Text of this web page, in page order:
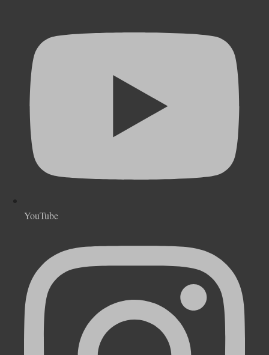
YouTube